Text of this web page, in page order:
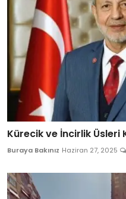
Kürecik ve İncirlik Üsleri
Buraya Bakınız Haziran 27, 2025